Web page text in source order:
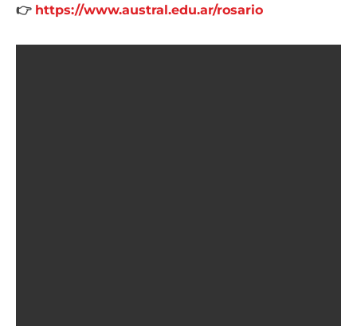
👉 https://www.austral.edu.ar/rosario